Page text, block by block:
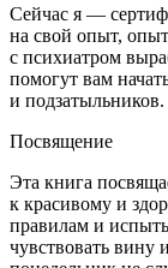
Сейчас я —
на свой опыт,
с психиатром
помогут вам
и подзатыльников.
Посвящение
Эта книга
к красивому и
правилам и
чувствовать вину